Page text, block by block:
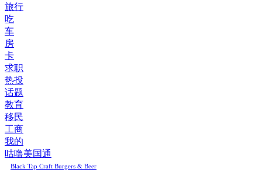
旅行
吃
车
房
卡
求职
热投
话题
教育
移民
工商
我的
咕噜美国通
Black Tap Craft Burgers & Beer